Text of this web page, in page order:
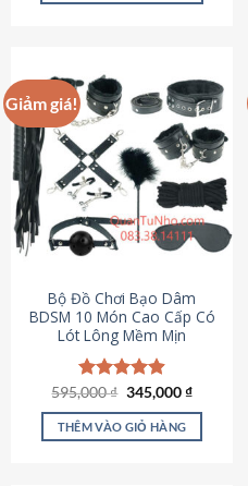
có
nhiều
biến
thể.
Các
tùy
chọn
có
chọn
trên
trang
sản
phẩm
Giảm giá!
Bộ Đồ Chơi Bạo Dâm
BDSM 10 Món Cao Cấp Có
Lót Lông Mềm Mịn
Được xếp
hạng4.88
5 sao
595,000₫ Giá
là:
595,000 ₫.
345,000₫Giá
tại
THÊM VÀO GIỎ HÀNG